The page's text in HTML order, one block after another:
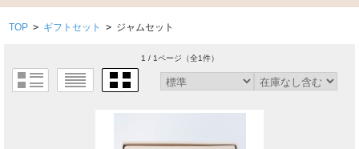
TOP > ギフトセット > ジャムセット
1 / 1ページ （全1件）